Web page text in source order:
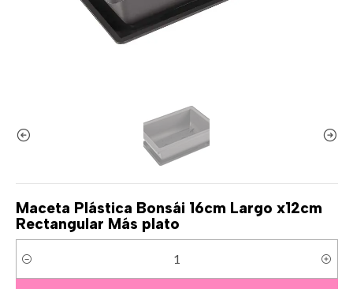
Maceta Plástica Bonsái 16cm Largo x12cm
Rectangular Más plato
Cantidad